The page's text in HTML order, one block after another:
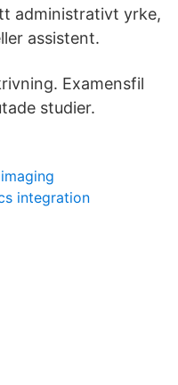
administrativt yrke,
assistent.
Examensfil
studier.
integration